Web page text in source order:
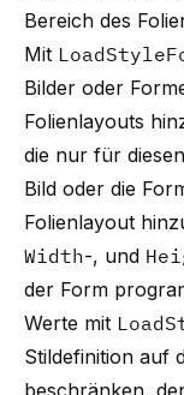
Bereich des
Mit
Bilder oder
Folienlayouts
die nur für
Bild oder die
Folienlayout
Width-, und
der Form
Werte mit
Stildefinition auf
beschränken,